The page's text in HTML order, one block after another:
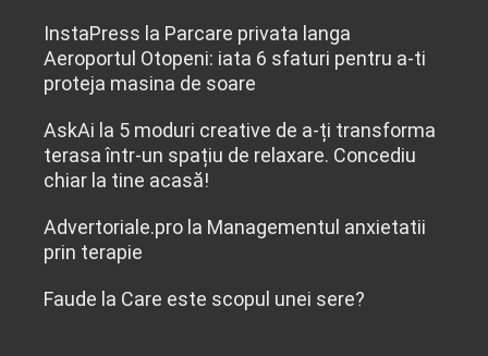
InstaPress la Parcare privata langa
Aeroportul Otopeni: iata 6 sfaturi pentru a-ti
proteja masina de soare
AskAi la 5 moduri creative de a-ți transforma
terasa într-un spațiu de relaxare. Concediu
chiar la tine acasă!
Advertoriale.pro la Managementul anxietatii
prin terapie
Faude la Care este scopul unei sere?